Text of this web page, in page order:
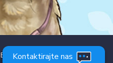
ExplicitKontaktirajte nas